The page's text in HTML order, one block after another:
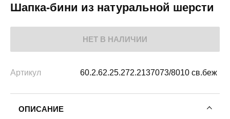
Шапка-бини из натуральной шерсти
НЕТ В НАЛИЧИИ
Артикул 60.2.62.25.272.2137073/8010 св.беж
ОПИСАНИЕ